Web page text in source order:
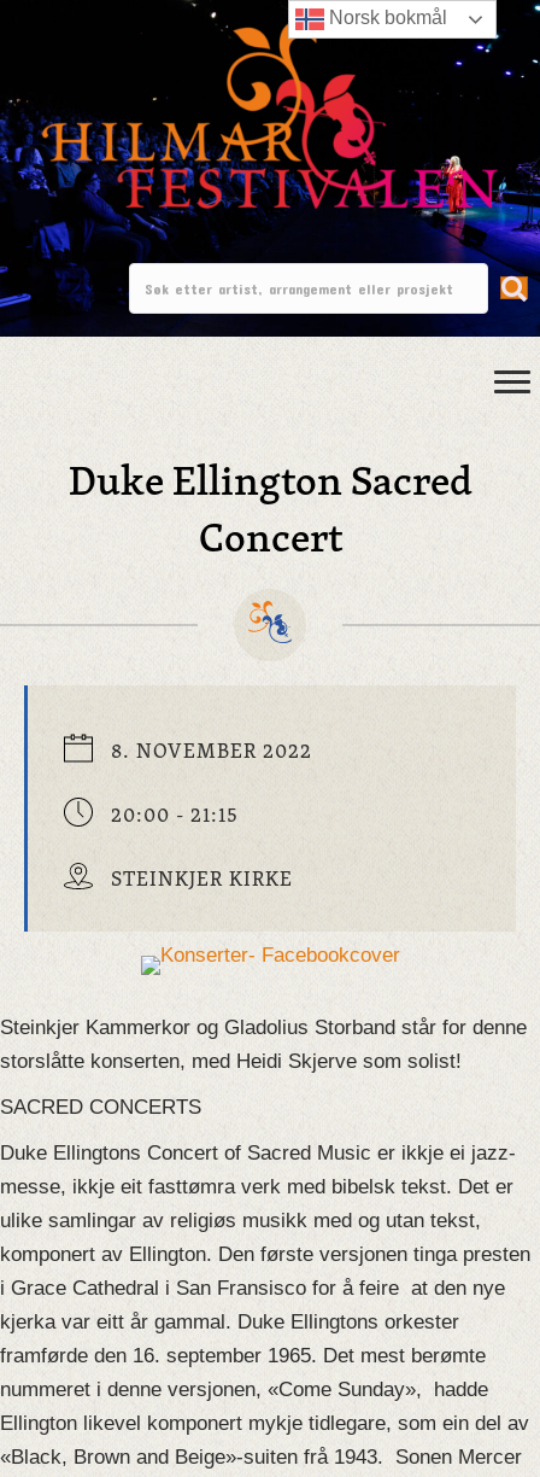
Duke Ellington Sacred
Concert
8. NOVEMBER 2022
20:00 - 21:15
STEINKJER KIRKE
Steinkjer Kammerkor og Gladolius Storband står for denne
storslåtte konserten, med Heidi Skjerve som solist!
SACRED CONCERTS
Duke Ellingtons Concert of Sacred Music er ikkje ei jazz-
messe, ikkje eit fasttømra verk med bibelsk tekst. Det er
ulike samlingar av religiøs musikk med og utan tekst,
komponert av Ellington. Den første versjonen tinga presten
i Grace Cathedral i San Fransisco for å feire at den nye
kjerka var eitt år gammal. Duke Ellingtons orkester
framførde den 16. september 1965. Det mest berømte
nummeret i denne versjonen, «Come Sunday», hadde
Ellington likevel komponert mykje tidlegare, som ein del av
«Black, Brown and Beige»-suiten frå 1943. Sonen Mercer
Norsk bokmål